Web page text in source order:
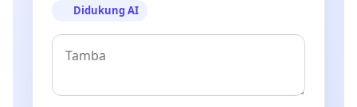
Didukung AI